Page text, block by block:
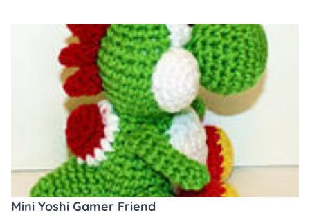
Mini Yoshi Gamer Friend